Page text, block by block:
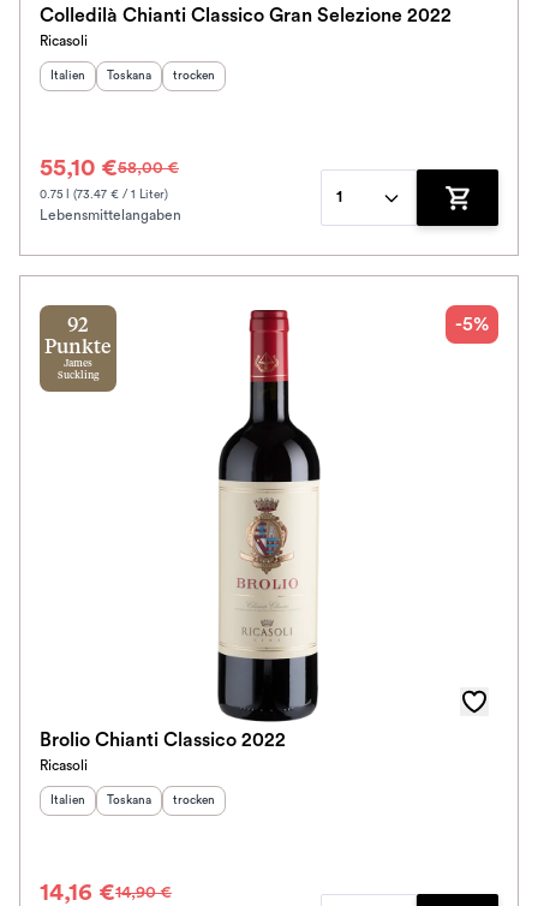
Jahrgang
Im Rewe Handel erhältlich
Colledilà Chianti Classico Gran Selezione 2022
Ricasoli
Herkunftsland :
Italien Herkunftsregion:
Toskana Geschmack
trocken
55,10 €58,00 €
0.75 l (73.47 € / 1 Liter)
Lebensmittelangaben
1
Zum
92
Punkte
James
Suckling
-5%
Brolio Chianti Classico 2022
Ricasoli
Herkunftsland :
Italien Herkunftsregion:
Toskana Geschmack
trocken
14,16 €14,90 €